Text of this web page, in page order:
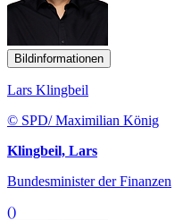
Bildinformationen
Lars Klingbeil
© SPD/ Maximilian König
Klingbeil, Lars
Bundesminister der Finanzen
()